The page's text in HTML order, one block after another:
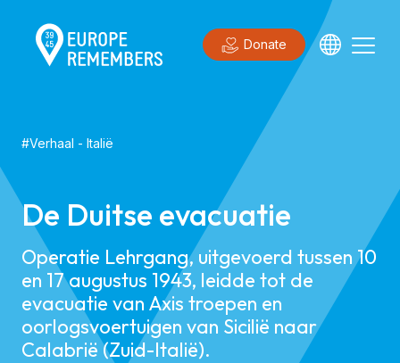
Donate
#Verhaal - Italië
De Duitse evacuatie
Operatie Lehrgang, uitgevoerd tussen 10
en 17 augustus 1943, leidde tot de
evacuatie van Axis troepen en
oorlogsvoertuigen van Sicilië naar
Calabrië (Zuid-Italië).